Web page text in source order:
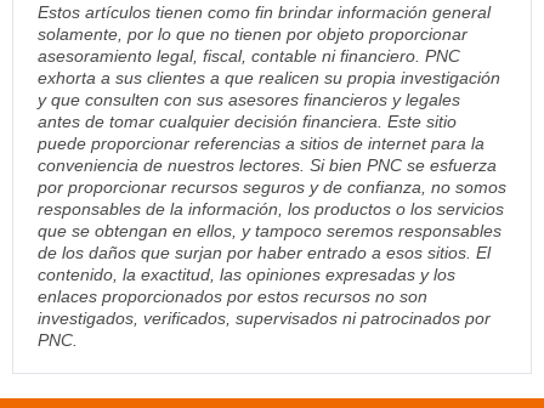
Estos artículos tienen como fin brindar información general
solamente, por lo que no tienen por objeto proporcionar
asesoramiento legal, fiscal, contable ni financiero. PNC
exhorta a sus clientes a que realicen su propia investigación
y que consulten con sus asesores financieros y legales
antes de tomar cualquier decisión financiera. Este sitio
puede proporcionar referencias a sitios de internet para la
conveniencia de nuestros lectores. Si bien PNC se esfuerza
por proporcionar recursos seguros y de confianza, no somos
responsables de la información, los productos o los servicios
que se obtengan en ellos, y tampoco seremos responsables
de los daños que surjan por haber entrado a esos sitios. El
contenido, la exactitud, las opiniones expresadas y los
enlaces proporcionados por estos recursos no son
investigados, verificados, supervisados ni patrocinados por
PNC.